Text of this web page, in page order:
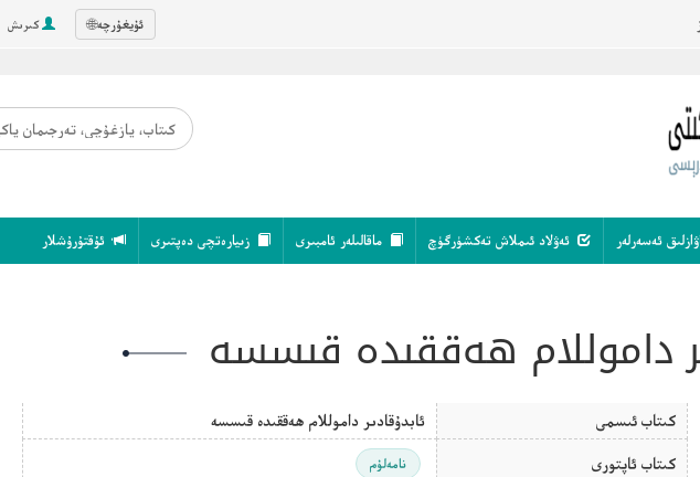
ئۇيغۇرچە🌐 كىرىش
ئەسەرلەر ئەۋلاد ئىملاش تەكشۈرگۈچ ماقالىلەر ئامبىرى زىيارەتچى دەپتىرى ئۇقتۇرۇشلار
داموللام ھەققىدە قىسسە
كىتاب ئىسمى ئابدۇقادىر داموللام ھەققىدە قىسسە
كىتاب ئاپتورى نامەلۇم